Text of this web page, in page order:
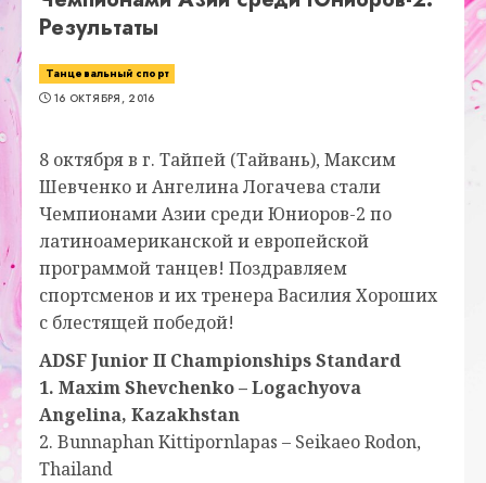
Танцевальный спорт
Результаты
16 ОКТЯБРЯ, 2016
8 октября в г. Тайпей (Тайвань), Максим
Шевченко и Ангелина Логачева стали
Чемпионами Азии среди Юниоров-2 по
латиноамериканской и европейской
программой танцев! Поздравляем
спортсменов и их тренера Василия Хороших
с блестящей победой!
ADSF Junior II Championships Standard
1. Maxim Shevchenko – Logachyova
Angelina, Kazakhstan
2. Bunnaphan Kittipornlapas – Seikaeo Rodon,
Thailand